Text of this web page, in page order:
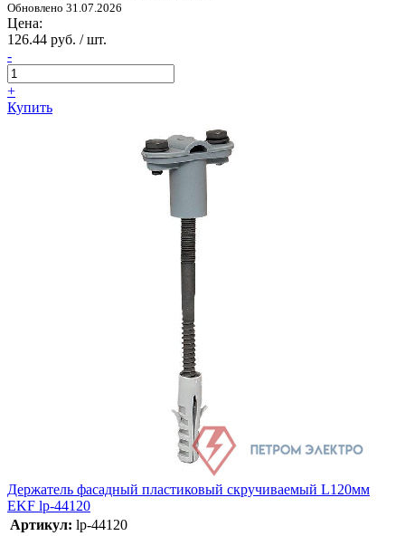
Обновлено 31.07.2026
Цена:
126.44 руб. / шт.
-
+
Купить
Держатель фасадный пластиковый скручиваемый L120мм
EKF lp-44120
Артикул: lp-44120